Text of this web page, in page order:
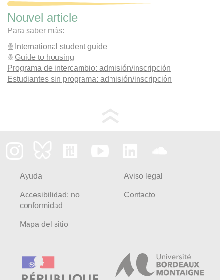
Nouvel article
Para saber más:
International student guide
Guide to housing
Programa de intercambio: admisión/inscripción
Estudiantes sin programa: admisión/inscripción
Ayuda
Accesibilidad: no
conformidad
Mapa del sitio
Aviso legal
Contacto